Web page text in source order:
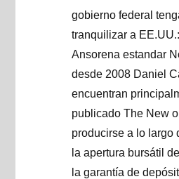
gobierno federal
tranquilizar a
Ansorena estandar
desde 2008 Daniel
encuentran
publicado The New
producirse a lo largo
la apertura bursátil
la garantía de